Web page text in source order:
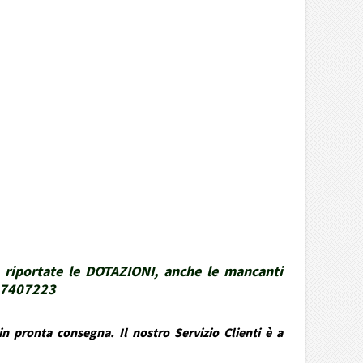
le DOTAZIONI, anche le mancanti
pronta consegna. Il nostro Servizio Clienti è a